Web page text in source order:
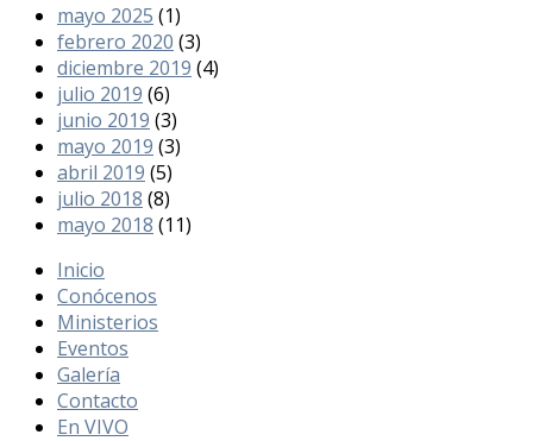
mayo 2025 (1)
febrero 2020 (3)
diciembre 2019 (4)
julio 2019 (6)
junio 2019 (3)
mayo 2019 (3)
abril 2019 (5)
julio 2018 (8)
mayo 2018 (11)
Inicio
Conócenos
Ministerios
Eventos
Galería
Contacto
En VIVO